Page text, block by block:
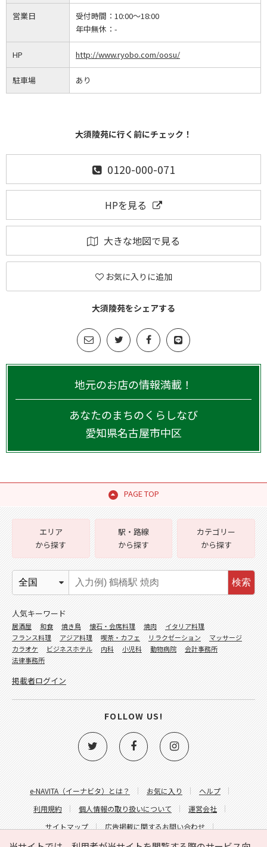
営業日 受付時間： 10:00～18:00
年中無休： -
HP http://www.ryobo.com/oosu/
駐車場 あり
大須陵苑に行く前にチェック！
0120-000-071
HPを見る
大きな地図で見る
お気に入りに追加
大須陵苑をシェアする
地元のお店の情報満載！
あなたのまちのくらしなび
愛知県名古屋市中区
PAGE TOP
e-NAVITA（イーナビタ）とは？ お気に入り
ヘルプ
利用規約
個人情報の取り扱いについて
運営会社
サイトマップ
広告掲載に関するお問い合わせ
サイトの内容に関するお問い合わせ
エリア
から探す
駅・路線
から探す
カテゴリー
から探す
検索
人気キーワード
居酒屋 和食 焼き鳥 懐石・会席料理 焼肉
イタリア料理
フランス料理
アジア料理 喫茶・カフェ リラクゼーション
マッサージ
カラオケ
ビジネスホテル 内科 小児科 動物病院
会計事務所
法律事務所
掲載者ログイン
FOLLOW US!